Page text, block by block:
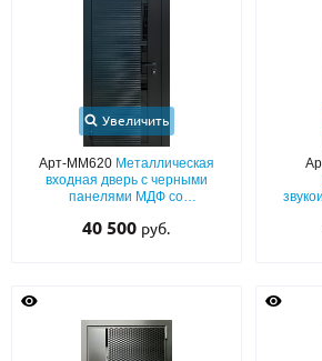
УСТАНОВКА
О НАС
Москве и МО
Увеличить
Арт-ММ620 Металлическая
входная дверь с черными
панелями МДФ со
стеклянной вставкой
40 500 руб.